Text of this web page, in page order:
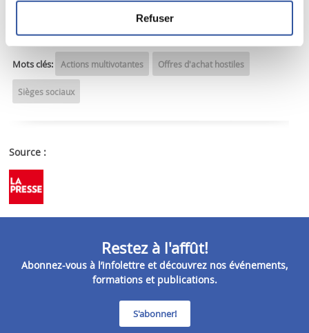
Refuser
Mots clés: Actions multivotantes Offres d'achat hostiles
Sièges sociaux
Source :
Restez à l'affût!
Abonnez-vous à l’infolettre et découvrez nos événements,
formations et publications.
S'abonner!